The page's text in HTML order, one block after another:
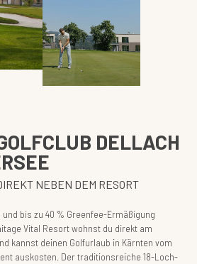
DELLACH
NEBEN DEM RESORT
bis zu 40 % Greenfee-Ermäßigung
Vital Resort wohnst du direkt am
kannst deinen Golfurlaub in Kärnten vom
auskosten. Der traditionsreiche 18-Loch-